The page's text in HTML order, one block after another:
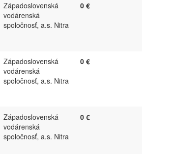
Západoslovenská
vodárenská
spoločnosť, a.s. Nitra
0 €
Západoslovenská
vodárenská
spoločnosť, a.s. Nitra
0 €
Západoslovenská
vodárenská
spoločnosť, a.s. Nitra
0 €